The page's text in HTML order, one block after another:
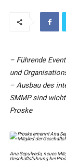
– Führende
und
– Ausbau des
SMMP sind
Proske
Ana Sepulveda, neues
Geschäftsführung bei